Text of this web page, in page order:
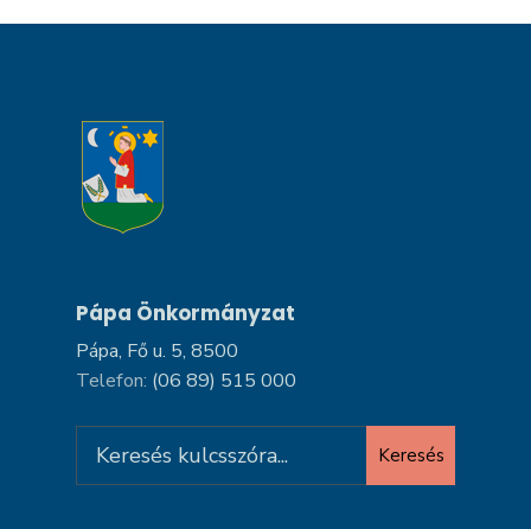
Pápa Önkormányzat
Pápa, Fő u. 5, 8500
Telefon: (06 89) 515 000
for:
Keresés